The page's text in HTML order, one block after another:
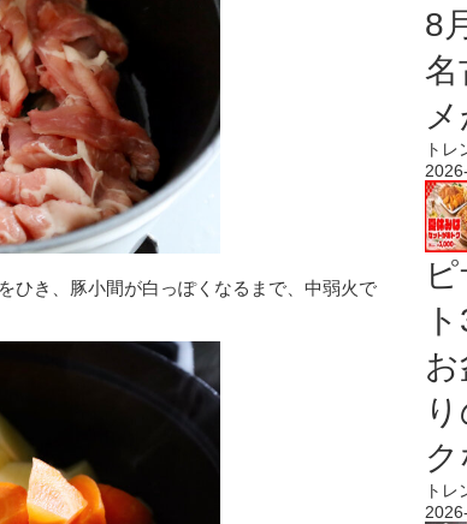
き、豚小間が白っぽくなるまで、中弱火で
8
名
トレ
トレ